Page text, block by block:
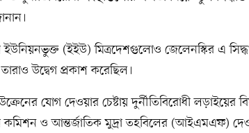
(ইইউ) মিত্রদেশগুলোও জেলেনস্কির এ
উদ্বেগ প্রকাশ করেছিল।
যোগ দেওয়ার চেষ্টায় দুর্নীতিবিরোধী লড়াইয়ের
ও আন্তর্জাতিক মুদ্রা তহবিলের (আইএমএফ)